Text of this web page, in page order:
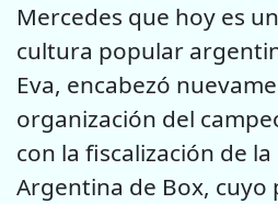
Mercedes que hoy es
cultura popular
Eva, encabezó
organización del
con la fiscalización de
Argentina de Box, cuyo